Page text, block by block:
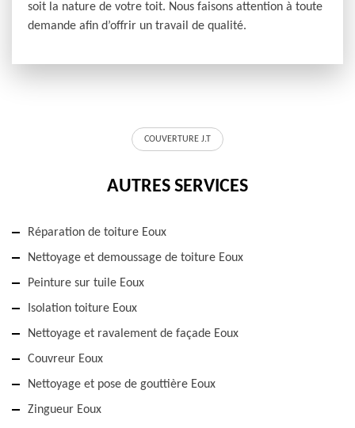
soit la nature de votre toit. Nous faisons attention à toute
demande afin d’offrir un travail de qualité.
COUVERTURE J.T
AUTRES SERVICES
Réparation de toiture Eoux
Nettoyage et demoussage de toiture Eoux
Peinture sur tuile Eoux
Isolation toiture Eoux
Nettoyage et ravalement de façade Eoux
Couvreur Eoux
Nettoyage et pose de gouttière Eoux
Zingueur Eoux